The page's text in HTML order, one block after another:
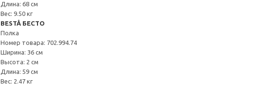
Длина: 68 см
Вес: 9.50 кг
BESTÅ БЕСТО
Полка
Номер товара: 702.994.74
Ширина: 36 см
Высота: 2 см
Длина: 59 см
Вес: 2.47 кг